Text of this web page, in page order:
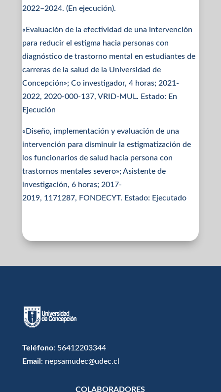
2022–2024. (En ejecución).
«Evaluación de la efectividad de una intervención
para reducir el estigma hacia personas con
diagnóstico de trastorno mental en estudiantes de
carreras de la salud de la Universidad de
Concepción»; Co investigador, 4 horas; 2021-
2022, 2020-000-137, VRID-MUL. Estado: En
Ejecución
«Diseño, implementación y evaluación de una
intervención para disminuir la estigmatización de
los funcionarios de salud hacia persona con
trastornos mentales severo»; Asistente de
investigación, 6 horas; 2017-
2019, 1171287, FONDECYT. Estado: Ejecutado
Teléfono: 56412203344
Email : nepsamudec@udec.cl
COLABORADORES